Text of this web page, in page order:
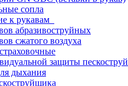
сопла
к рукавам
абразивоструйных
сжатого воздуха
защиты
дыхания